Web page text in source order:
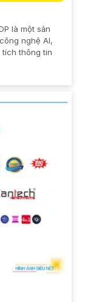
là một sản
nghệ AI,
thông tin